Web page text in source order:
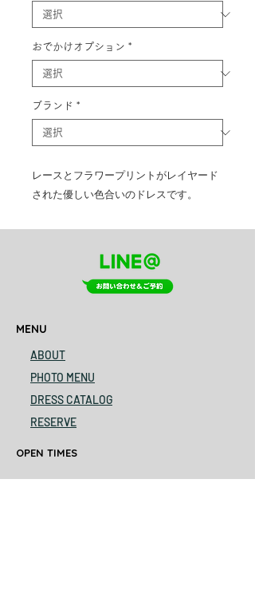
おでかけオプション *
ブランド *
レースとフラワープリントがレイヤード
された優しい色合いのドレスです。
MENU
ABOUT
PHOTO MENU
DRESS CATALOG
RESERVE
OPEN TIMES